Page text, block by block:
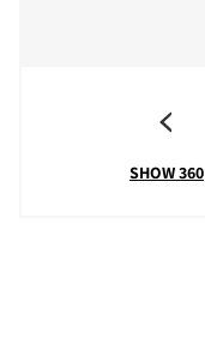
SHOW 360